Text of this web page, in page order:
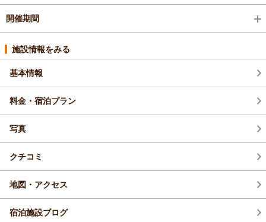
開催期間
2026年8月(1)
2026年7月(2)
施設情報をみる
基本情報
料金・宿泊プラン
写真
クチコミ
地図・アクセス
宿泊施設ブログ